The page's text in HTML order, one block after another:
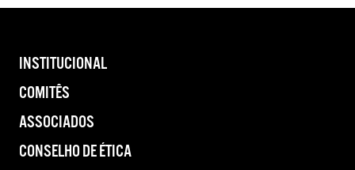
INSTITUCIONAL
COMITÊS
ASSOCIADOS
CONSELHO DE ÉTICA